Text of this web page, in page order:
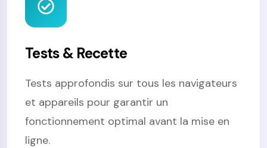
Tests & Recette
Tests approfondis sur tous les navigateurs
et appareils pour garantir un
fonctionnement optimal avant la mise en
ligne.